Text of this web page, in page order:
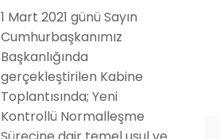
1 Mart 2021 günü Sayın
Cumhurbaşkanımız
Başkanlığında
gerçekleştirilen Kabine
Toplantısında; Yeni
Kontrollü Normalleşme